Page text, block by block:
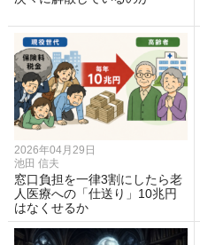
2026年04月29日
池田 信夫
窓口負担を一律3割にしたら老
人医療への「仕送り」10兆円
はなくせるか